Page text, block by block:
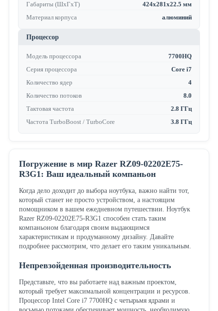
Габариты (ШхГхТ)
424x281x22.5 мм
Материал корпуса
алюминий
Процессор
Модель процессора
7700HQ
Серия процессора
Core i7
Количество ядер
4
Количество потоков
8.0
Тактовая частота
2.8 ГГц
Частота TurboBoost / TurboCore
3.8 ГГц
Погружение в мир Razer RZ09-02202E75-
R3G1: Ваш идеальный компаньон
Когда дело доходит до выбора ноутбука, важно найти тот,
который станет не просто устройством, а настоящим
помощником в вашем ежедневном путешествии. Ноутбук
Razer RZ09-02202E75-R3G1 способен стать таким
компаньоном благодаря своим выдающимся
характеристикам и продуманному дизайну. Давайте
подробнее рассмотрим, что делает его таким уникальным.
Непревзойденная производительность
Представьте, что вы работаете над важным проектом,
который требует максимальной концентрации и ресурсов.
Процессор Intel Core i7 7700HQ с четырьмя ядрами и